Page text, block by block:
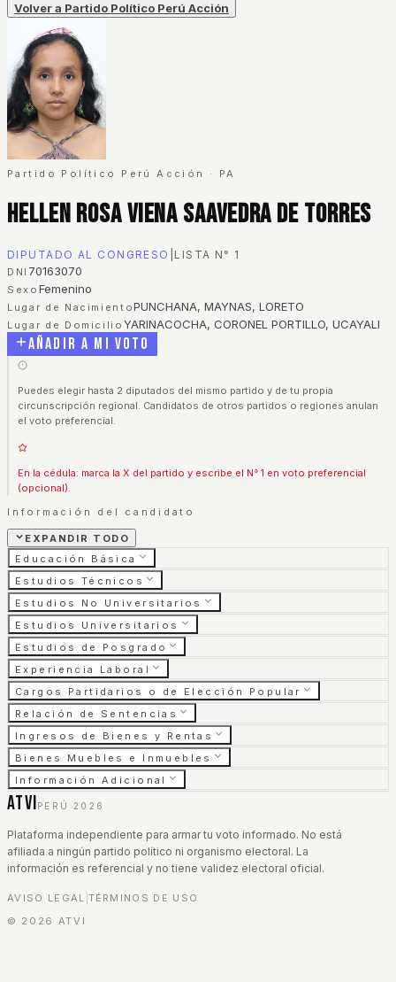
Volver a Partido Político Perú Acción
Partido Político Perú Acción · PA
Hellen Rosa Viena Saavedra De Torres
DIPUTADO AL CONGRESO LISTA N° 1
DNI 70163070
Sexo Femenino
Lugar de NacimientoPUNCHANA, MAYNAS, LORETO
Lugar de Domicilio YARINACOCHA, CORONEL PORTILLO, UCAYALI
Añadir a mi voto
Puedes elegir hasta 2 diputados del mismo partido y de tu propia
circunscripción regional. Candidatos de otros partidos o regiones anulan
el voto preferencial.
En la cédula: marca la X del partido y escribe el N° 1 en voto preferencial
(opcional).
Información del candidato
EXPANDIR TODO
Educación Básica
Estudios Técnicos
Estudios No Universitarios
Estudios Universitarios
Estudios de Posgrado
Experiencia Laboral
Cargos Partidarios o de Elección Popular
Relación de Sentencias
Ingresos de Bienes y Rentas
Bienes Muebles e Inmuebles
Información Adicional
ATVI PERÚ 2026
Plataforma independiente para armar tu voto informado. No está
afiliada a ningún partido político ni organismo electoral. La
información es referencial y no tiene validez electoral oficial.
AVISO LEGAL TÉRMINOS DE USO
© 2026 ATVI